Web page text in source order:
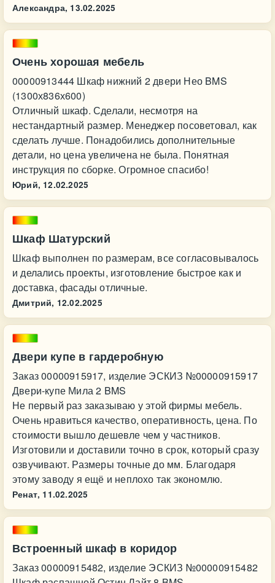
Александра, 13.02.2025
Очень хорошая мебель
00000913444 Шкаф нижний 2 двери Нео BMS
(1300х836х600)
Отличный шкаф. Сделали, несмотря на
нестандартный размер. Менеджер посоветовал, как
сделать лучше. Понадобились дополнительные
детали, но цена увеличена не была. Понятная
инструкция по сборке. Огромное спасибо!
Юрий, 12.02.2025
Шкаф Шатурский
Шкаф выполнен по размерам, все согласовывалось
и делались проекты, изготовление быстрое как и
доставка, фасады отличные.
Дмитрий, 12.02.2025
Двери купе в гардеробную
Заказ 00000915917, изделие ЭСКИЗ №00000915917
Двери-купе Мила 2 BMS
Не первый раз заказываю у этой фирмы мебель.
Очень нравиться качество, оперативность, цена. По
стоимости вышло дешевле чем у частников.
Изготовили и доставили точно в срок, который сразу
озвучивают. Размеры точные до мм. Благодаря
этому заводу я ещё и неплохо так экономлю.
Ренат, 11.02.2025
Встроенный шкаф в коридор
Заказ 00000915482, изделие ЭСКИЗ №00000915482